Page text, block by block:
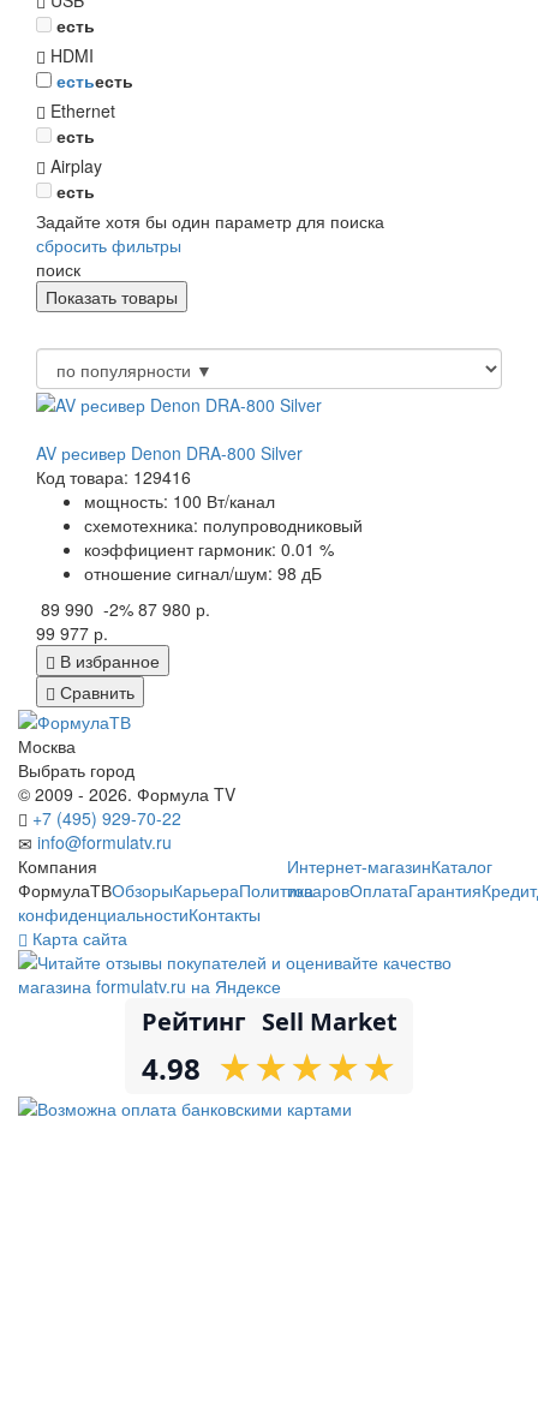
есть
HDMI
естьесть
Ethernet
есть
Airplay
есть
Задайте хотя бы один параметр для поиска
сбросить фильтры
поиск
AV ресивер Denon DRA-800 Silver
Код товара: 129416
мощность: 100 Вт/канал
схемотехника: полупроводниковый
коэффициент гармоник: 0.01 %
отношение сигнал/шум: 98 дБ
89 990 -2% 87 980 р.
99 977 р.
В избранное
Сравнить
Москва
Выбрать город
© 2009 - 2026. Формула TV
+7 (495) 929-70-22
info@formulatv.ru
Компания
ФормулаТВОбзорыКарьераПолитика
конфиденциальностиКонтакты
Интернет-магазинКаталог
товаровОплатаГарантияКредит
Карта сайта
Рейтинг Sell Market
4.98 ★
★★
★★
★★
★★
★